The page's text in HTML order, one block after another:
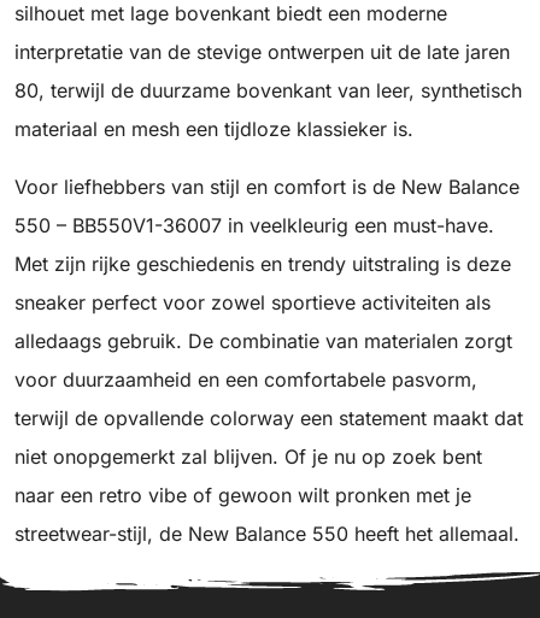
silhouet met lage bovenkant biedt een moderne
interpretatie van de stevige ontwerpen uit de late jaren
80, terwijl de duurzame bovenkant van leer, synthetisch
materiaal en mesh een tijdloze klassieker is.
Voor liefhebbers van stijl en comfort is de New Balance
550 – BB550V1-36007 in veelkleurig een must-have.
Met zijn rijke geschiedenis en trendy uitstraling is deze
sneaker perfect voor zowel sportieve activiteiten als
alledaags gebruik. De combinatie van materialen zorgt
voor duurzaamheid en een comfortabele pasvorm,
terwijl de opvallende colorway een statement maakt dat
niet onopgemerkt zal blijven. Of je nu op zoek bent
naar een retro vibe of gewoon wilt pronken met je
streetwear-stijl, de New Balance 550 heeft het allemaal.